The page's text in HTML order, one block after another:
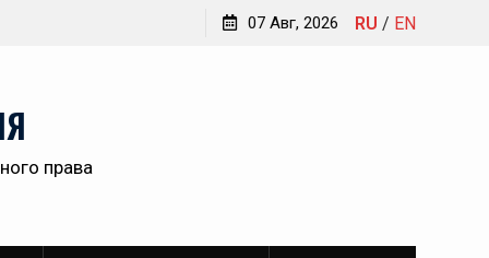
Обращение главного редактора Инны Викторовны
RU / EN
07 Авг, 2026
права